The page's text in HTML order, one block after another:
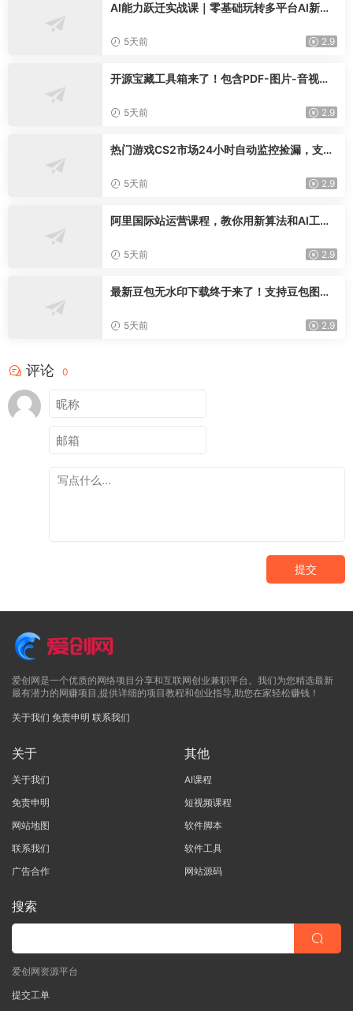
AI能力跃迁实战课｜零基础玩转多平台AI新范
5天前 2.9
开源宝藏工具箱来了！包含PDF-图片-音视频-
it-desktop
5天前 2.9
热门游戏CS2市场24小时自动监控捡漏，支持
300+【揭秘】
5天前 2.9
阿里国际站运营课程，教你用新算法和AI工
新2026年08月)
5天前 2.9
最新豆包无水印下载终于来了！支持豆包图片
载，浏览器插件(更新08月)
5天前 2.9
评论 0
提交
爱创网是一个优质的网络项目分享和互联网创业兼职平台。我们为您精选最新
最有潜力的网赚项目,提供详细的项目教程和创业指导,助您在家轻松赚钱！
关于我们 免责申明 联系我们
关于
关于我们
免责申明
网站地图
联系我们
广告合作
其他
AI课程
短视频课程
软件脚本
软件工具
网站源码
搜索
爱创网资源平台
提交工单